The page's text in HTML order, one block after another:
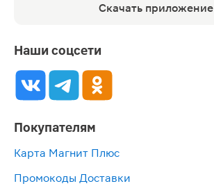
Скачать приложение
Наши соцсети
Покупателям
Карта Магнит Плюс
Промокоды Доставки